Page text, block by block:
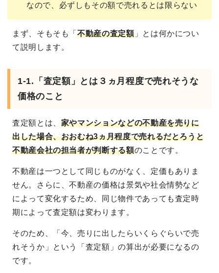
なので、必ずしもその額で売れるとは限らない
まず、そもそも「不動産の査定額」とは何かについ
て説明します。
1-1.「査定額」とは３ヵ月程度で売れそうな
価格のこと
査定額とは、 家やマンションなどの不動産を売りに
出した場合、おおむね3ヵ月程度で売れるだとろうと
不動産会社の担当者が判断する額のことです。
不動産は一つとして同じものがなく、定価もありま
せん。さらに、不動産の価格は景気や社会情勢など
によって変化するため、同じ物件であっても査定時
期によって査定額は変わります。
そのため、「今、売りに出したらいくらぐらいで売
れそうか」という「査定額」の算出が必要になるの
です。